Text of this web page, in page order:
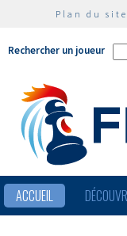
Plan du site
Rechercher un joueur
ACCUEIL